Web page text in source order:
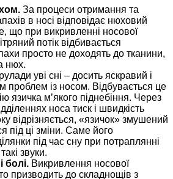
За процеси отримання та
в носі відповідає нюховий
що при викривленні носової
потік відбивається
просто не доходять до тканини,
нюх.
уві сні – досить яскравий і
проблем із носом. Відбувається це
язичка м’якого піднебіння. Через
носа тиск і швидкість
відрізняється, «язичок» змушений
під ці зміни. Саме його
під час сну при потраплянні
звуки.
болі. Викривлення носової
призводить до складнощів з